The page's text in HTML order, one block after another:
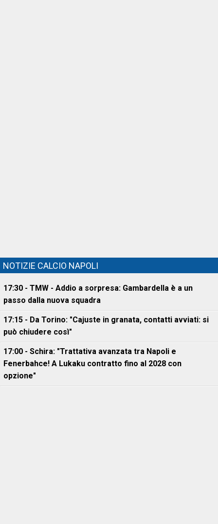
NOTIZIE CALCIO NAPOLI
17:30 - TMW - Addio a sorpresa: Gambardella è a un
passo dalla nuova squadra
17:15 - Da Torino: "Cajuste in granata, contatti avviati: si
può chiudere così"
17:00 - Schira: "Trattativa avanzata tra Napoli e
Fenerbahce! A Lukaku contratto fino al 2028 con
opzione"